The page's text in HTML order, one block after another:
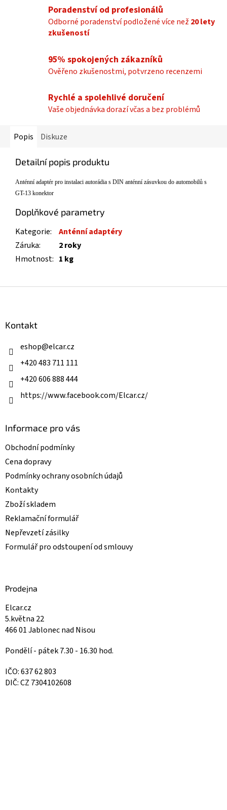
Poradenství od profesionálů
Odborné poradenství podložené více než 20 lety
zkušeností
95% spokojených zákazníků
Ověřeno zkušenostmi, potvrzeno recenzemi
Rychlé a spolehlivé doručení
Vaše objednávka dorazí včas a bez problémů
Popis Diskuze
Detailní popis produktu
Anténní adaptér pro instalaci autorádia s DIN anténní zásuvkou do automobilů s
GT-13 konektor
Doplňkové parametry
Kategorie:
Anténní adaptéry
Záruka:
2 roky
Hmotnost: 1 kg
Kontakt
eshop@elcar.cz
+420 483 711 111
+420 606 888 444
https://www.facebook.com/Elcar.cz/
Informace pro vás
Obchodní podmínky
Cena dopravy
Podmínky ochrany osobních údajů
Kontakty
Zboží skladem
Reklamační formulář
Nepřevzetí zásilky
Formulář pro odstoupení od smlouvy
Prodejna
Elcar.cz
5.května 22
466 01 Jablonec nad Nisou
Pondělí - pátek 7.30 - 16.30 hod.
IČO: 637 62 803
DIČ: CZ 7304102608